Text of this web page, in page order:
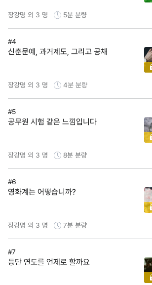
장강명 외 3 명 5분 분량
#4
신춘문예, 과거제도, 그리고 공채
장강명 외 3 명 4분 분량
#5
공무원 시험 같은 느낌입니다
장강명 외 3 명 8분 분량
#6
영화계는 어떻습니까?
장강명 외 3 명 7분 분량
#7
등단 연도를 언제로 할까요